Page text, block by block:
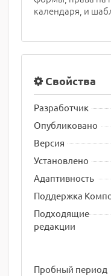
календаря, и
Свойства
Разработчик
Опубликовано
Версия
Установлено
Адаптивность
Поддержка
Подходящие
редакции
Пробный период